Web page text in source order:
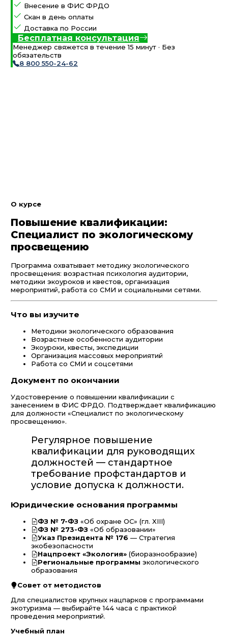
Внесение в ФИС ФРДО
Скан в день оплаты
Доставка по России
Бесплатная консультация
Менеджер свяжется в течение 15 минут · Без
обязательств
8 800 550-24-62
О курсе
Повышение квалификации:
Специалист по экологическому
просвещению
Программа охватывает методику экологического
просвещения: возрастная психология аудитории,
методики экоуроков и квестов, организация
мероприятий, работа со СМИ и социальными сетями.
Что вы изучите
Методики экологического образования
Возрастные особенности аудитории
Экоуроки, квесты, экспедиции
Организация массовых мероприятий
Работа со СМИ и соцсетями
Документ по окончании
Удостоверение о повышении квалификации с
занесением в ФИС ФРДО. Подтверждает квалификацию
для должности «Специалист по экологическому
просвещению».
Регулярное повышение
квалификации для руководящих
должностей — стандартное
требование профстандартов и
условие допуска к должности.
Юридические основания программы
ФЗ № 7-ФЗ «Об охране ОС» (гл. XIII)
ФЗ № 273-ФЗ «Об образовании»
Указ Президента № 176 — Стратегия
экобезопасности
Нацпроект «Экология» (биоразнообразие)
Региональные программы экологического
образования
Совет от методистов
Для специалистов крупных нацпарков с программами
экотуризма — выбирайте 144 часа с практикой
проведения мероприятий.
Учебный план